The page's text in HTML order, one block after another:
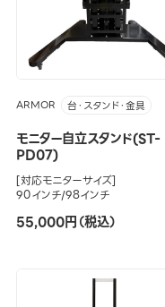
ARMOR 台・スタンド・金具
モニター自立スタンド(ST-
PD07)
[対応モニターサイズ]
90インチ/98インチ
55,000円（税込）